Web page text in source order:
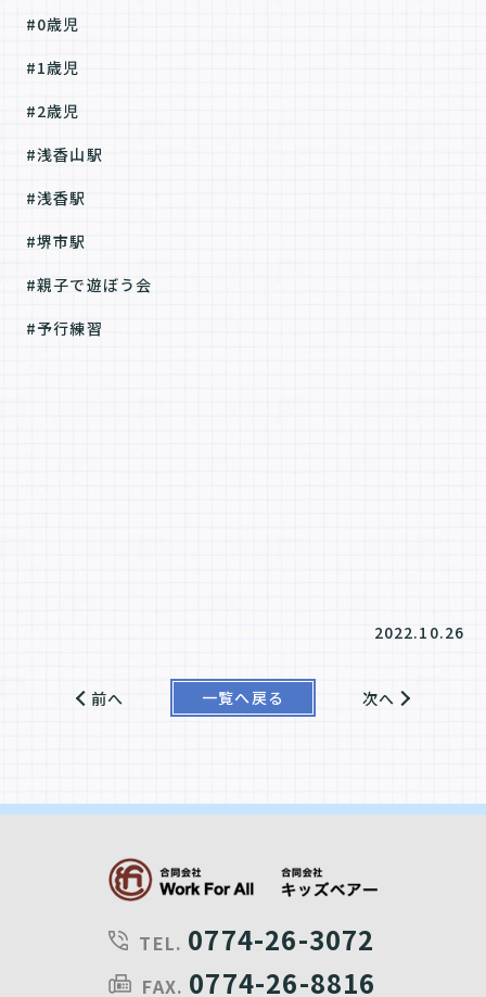
#0歳児
#1歳児
#2歳児
#浅香山駅
#浅香駅
#堺市駅
#親子で遊ぼう会
#予行練習
2022.10.26
前へ 次へ
一覧へ戻る
TEL. 0774-26-3072
FAX. 0774-26-8816